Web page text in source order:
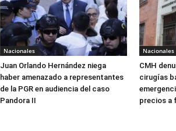
Nacionales
Juan Orlando Hernández niega
haber amenazado a representantes
de la PGR en audiencia del caso
Pandora II
Nacionales
CMH
cirugías
precios a